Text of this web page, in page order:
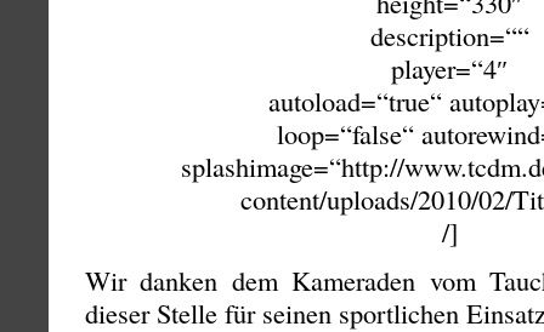
description=““
player=“4″
autoload=“true“
loop=“false“
splashimage=“http://
content/uploads/2010/02/
/]
Wir danken dem Kameraden vom
dieser Stelle für seinen sportlichen